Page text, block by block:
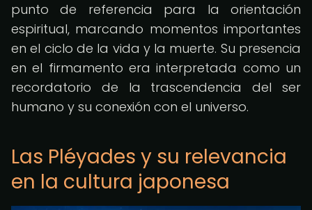
punto de referencia para la orientación
espiritual, marcando momentos importantes
en el ciclo de la vida y la muerte. Su presencia
en el firmamento era interpretada como un
recordatorio de la trascendencia del ser
humano y su conexión con el universo.
Las Pléyades y su relevancia
en la cultura japonesa